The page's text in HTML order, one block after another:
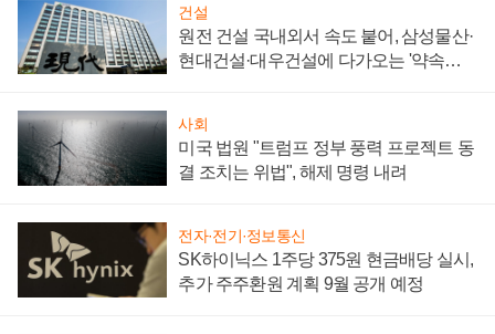
건설
원전 건설 국내외서 속도 붙어, 삼성물산·
현대건설·대우건설에 다가오는 '약속의
사회
미국 법원 "트럼프 정부 풍력 프로젝트 동
결 조치는 위법", 해제 명령 내려
전자·전기·정보통신
SK하이닉스 1주당 375원 현금배당 실시,
추가 주주환원 계획 9월 공개 예정